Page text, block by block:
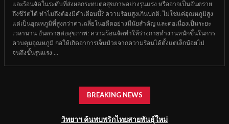
และร้อนจัดในระดับที่ส่งผลกระทบต่อสุขภาพอย่างรุนแรง หรืออาจเป็นอันตราย
ถึงชีวิตได้ ทำไมถึงต้องมีคำเตือนนี้? ความร้อนสูงเกินปกติ: ไม่ใช่แค่อุณหภูมิสูง
แต่เป็นอุณหภูมิที่สูงกว่าค่าเฉลี่ยในอดีตอย่างมีนัยสำคัญ และต่อเนื่องเป็นระยะ
เวลานาน อันตรายต่อสุขภาพ: ความร้อนจัดทำให้ร่างกายทำงานหนักขึ้นในการ
ควบคุมอุณหภูมิ ก่อให้เกิดอาการเจ็บป่วยจากความร้อนได้ตั้งแต่เล็กน้อยไป
จนถึงขั้นรุนแรง ...
BREAKING NEWS
วิทยาฯ ค้นพบพริกไทยสายพันธุ์ใหม่